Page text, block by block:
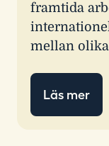
framtida
mellan
Läs mer